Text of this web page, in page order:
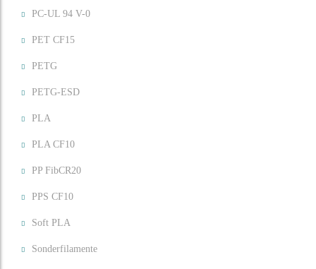
PC-UL 94 V-0
PET CF15
PETG
PETG-ESD
PLA
PLA CF10
PP FibCR20
PPS CF10
Soft PLA
Sonderfilamente